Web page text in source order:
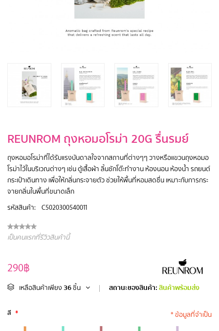
REUNROM ถุงหอมอโรม่า 20G รื่นรมย์
ถุงหอมอโรม่าที่ได้รับแรงบันดาลใจจากสถานที่ต่างๆๆ วางหรือแขวนถุงหอมอ
โรม่าไว้ในบริเวณต่างๆ เช่น ตู้เสื้อผ้า ลิ้นชักโต๊ะทำงาน ห้องนอน ห้องน้ำ รถยนต์
กระเป๋าเดินทาง เพื่อให้กลิ่นกระจายตัว ช่วยให้พื้นที่หอมสดชื่น เหมาะกับการกระ
จายกลิ่นในพื้นที่ขนาดเล็ก
รหัสสินค้า:
C5020300540011
เป็นคนแรกที่รีวิวสินค้านี้
290฿
เหลือสินค้าเพียง 36 ชิ้น | สถานะของสินค้า:สินค้าพร้อมส่ง
สี * * ข้อมูลที่จำเป็น